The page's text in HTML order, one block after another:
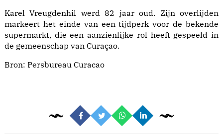
Karel Vreugdenhil werd 82 jaar oud. Zijn overlijden
markeert het einde van een tijdperk voor de bekende
supermarkt, die een aanzienlijke rol heeft gespeeld in
de gemeenschap van Curaçao.
Bron: Persbureau Curacao